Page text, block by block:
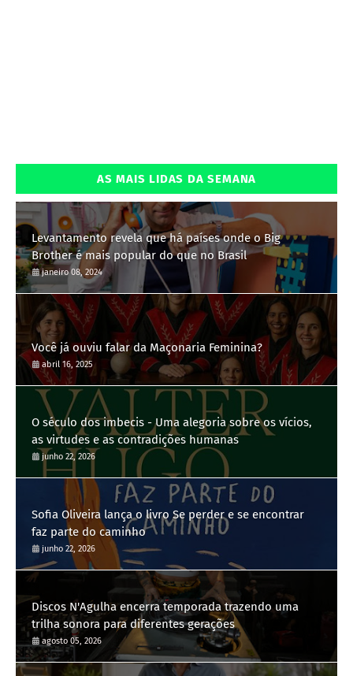
AS MAIS LIDAS DA SEMANA
Levantamento revela que há países onde o Big
Brother é mais popular do que no Brasil
janeiro 08, 2024
Você já ouviu falar da Maçonaria Feminina?
abril 16, 2025
O século dos imbecis - Uma alegoria sobre os vícios,
as virtudes e as contradições humanas
junho 22, 2026
Sofia Oliveira lança o livro Se perder e se encontrar
faz parte do caminho
junho 22, 2026
Discos N'Agulha encerra temporada trazendo uma
trilha sonora para diferentes gerações
agosto 05, 2026